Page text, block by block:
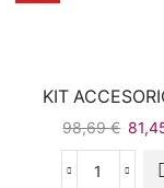
KIT
98,69€